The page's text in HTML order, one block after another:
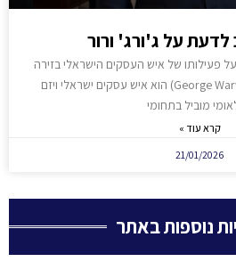
על ג'ורג' ורור
פעילותו של איש העסקים הישראלי בזירה
הגלובאלית ג'ורג' ורור (George Warwar) הוא איש עסקים ישראלי ויזם
מוביל בתחומי
קרא עוד »
21/01/2026
נוספות באתר